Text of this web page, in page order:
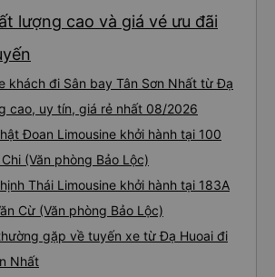
lượng cao và giá vé ưu đãi
khách đi Sân bay Tân Sơn Nhất từ Đạ
cao, uy tín, giá rẻ nhất 08/2026
Đoan Limousine khởi hành tại 100
(Văn phòng Bảo Lộc)
Thái Limousine khởi hành tại 183A
Cừ (Văn phòng Bảo Lộc)
gặp về tuyến xe từ Đạ Huoai đi
Nhất